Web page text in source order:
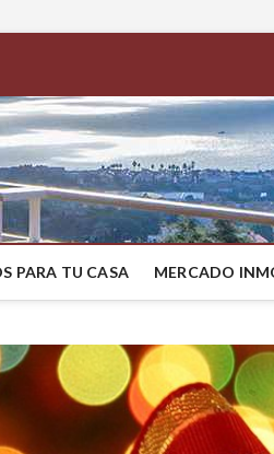
CASA EN EL MARESME
PARA TU CASA MERCADO